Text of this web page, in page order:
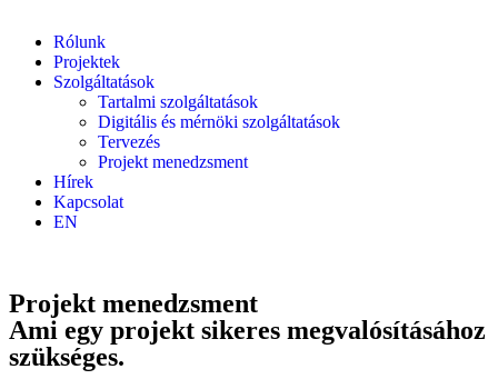
Rólunk
Projektek
Szolgáltatások
Tartalmi szolgáltatások
Digitális és mérnöki szolgáltatások
Tervezés
Projekt menedzsment
Hírek
Kapcsolat
EN
Projekt menedzsment
Ami egy projekt sikeres megvalósításához
szükséges.